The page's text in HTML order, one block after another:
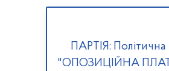
ПАРТІЯ: Політична
"ОПОЗИЦІЙНА